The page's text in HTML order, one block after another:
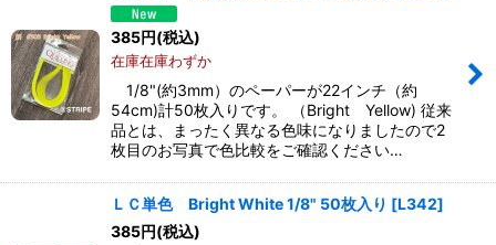
385円(税込)
在庫在庫わずか
1/8"(約3mm）のペーパーが22インチ（約
54cm)計50枚入りです。 （Bright Yellow) 従来
品とは、まったく異なる色味になりましたので2
枚目のお写真で色比較をご確認ください…
ＬＣ単色 Bright White 1/8" 50枚入り [L342]
385円(税込)